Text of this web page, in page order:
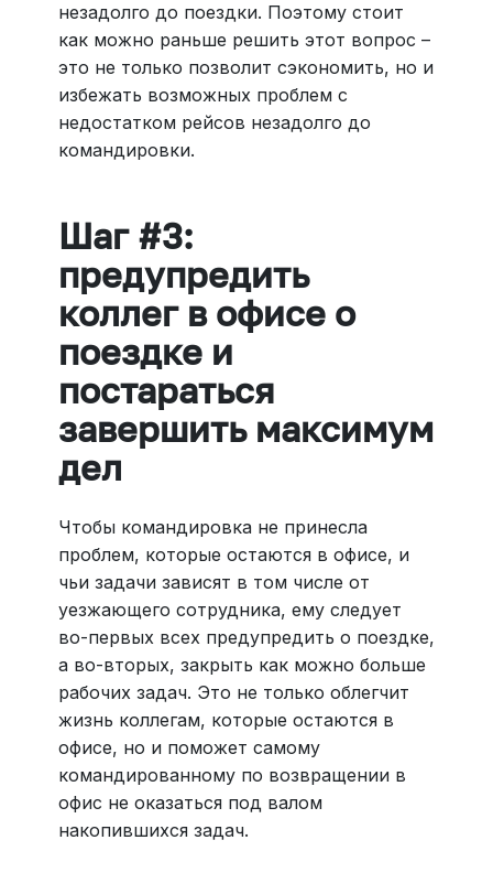
незадолго до поездки. Поэтому стоит
как можно раньше решить этот вопрос –
это не только позволит сэкономить, но и
избежать возможных проблем с
недостатком рейсов незадолго до
командировки.
Шаг #3:
предупредить
коллег в офисе о
поездке и
постараться
завершить максимум
дел
Чтобы командировка не принесла
проблем, которые остаются в офисе, и
чьи задачи зависят в том числе от
уезжающего сотрудника, ему следует
во-первых всех предупредить о поездке,
а во-вторых, закрыть как можно больше
рабочих задач. Это не только облегчит
жизнь коллегам, которые остаются в
офисе, но и поможет самому
командированному по возвращении в
офис не оказаться под валом
накопившихся задач.